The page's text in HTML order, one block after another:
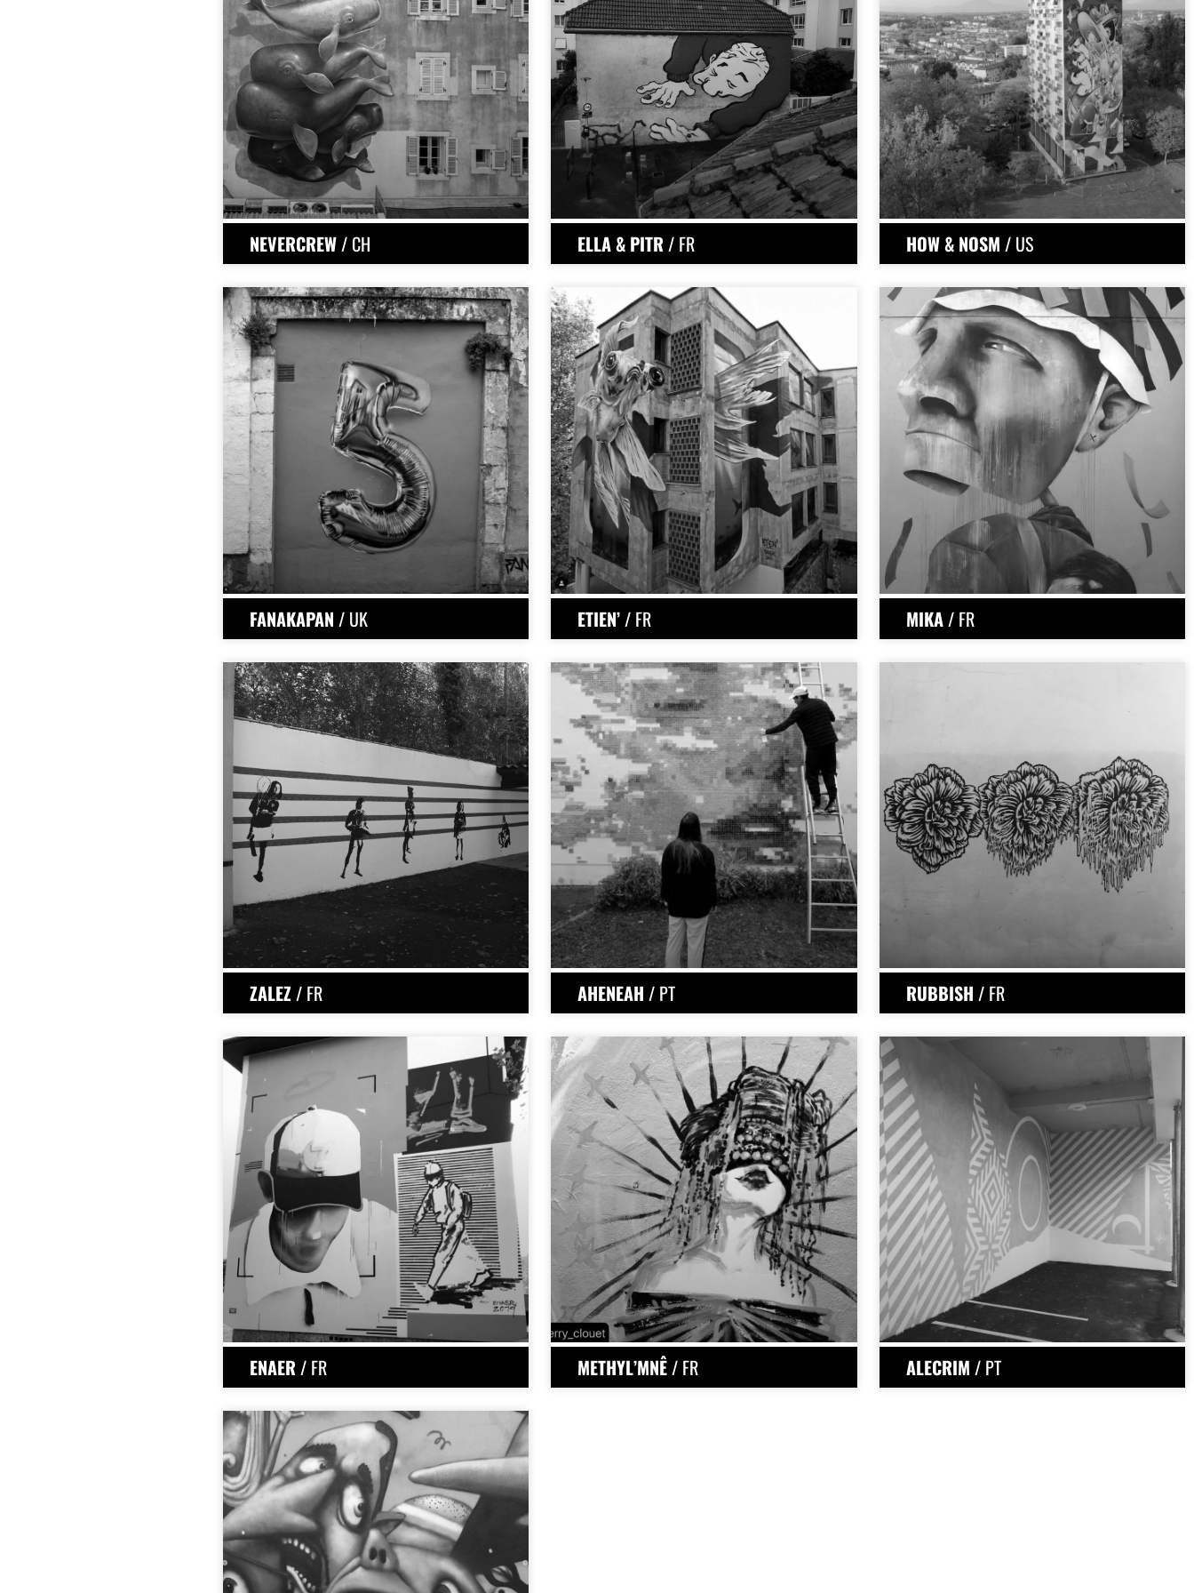
NEVERCREW/ CH ELLA & PITR/ FR HOW & NOSM / US
FANAKAPAN / UK ETIEN’ / FR MIKA/ FR
ZALEZ / FR AHENEAH / PT RUBBISH / FR
ENAER/ FR METHYL’MNÊ/ FR ALECRIM / PT